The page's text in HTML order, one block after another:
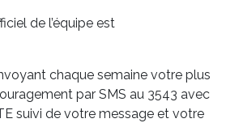
de l’équipe est
chaque semaine votre plus
par SMS au 3543 avec
suivi de votre message et votre